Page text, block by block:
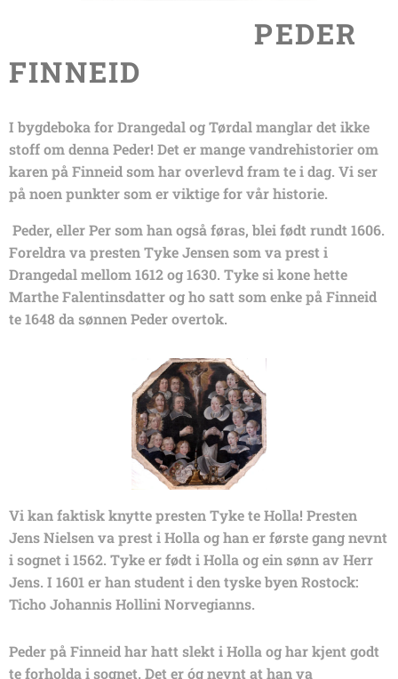
PEDER
FINNEID
I bygdeboka for Drangedal og Tørdal manglar det ikke
stoff om denna Peder! Det er mange vandrehistorier om
karen på Finneid som har overlevd fram te i dag. Vi ser
på noen punkter som er viktige for vår historie.
Peder, eller Per som han også føras, blei født rundt 1606.
Foreldra va presten Tyke Jensen som va prest i
Drangedal mellom 1612 og 1630. Tyke si kone hette
Marthe Falentinsdatter og ho satt som enke på Finneid
te 1648 da sønnen Peder overtok.
Vi kan faktisk knytte presten Tyke te Holla! Presten
Jens Nielsen va prest i Holla og han er første gang nevnt
i sognet i 1562. Tyke er født i Holla og ein sønn av Herr
Jens. I 1601 er han student i den tyske byen Rostock:
Ticho Johannis Hollini Norvegianns.
Peder på Finneid har hatt slekt i Holla og har kjent godt
te forholda i sognet. Det er óg nevnt at han va